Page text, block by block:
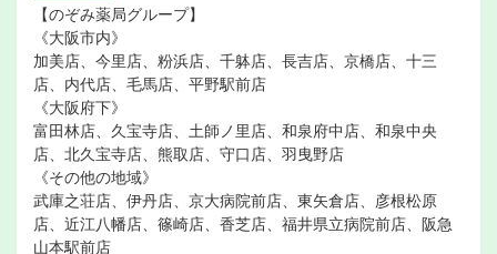
【のぞみ薬局グループ】
《大阪市内》
加美店、今里店、粉浜店、千躰店、長吉店、京橋店、十三
店、内代店、毛馬店、平野駅前店
《大阪府下》
富田林店、久宝寺店、土師ノ里店、和泉府中店、和泉中央
店、北久宝寺店、熊取店、守口店、羽曳野店
《その他の地域》
武庫之荘店、伊丹店、京大病院前店、東矢倉店、彦根松原
店、近江八幡店、篠崎店、香芝店、福井県立病院前店、阪急
山本駅前店